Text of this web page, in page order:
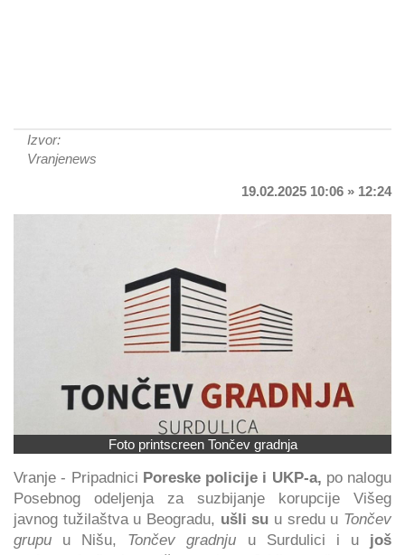
Izvor:
Vranjenews
19.02.2025 10:06 » 12:24
Foto printscreen Tončev gradnja
Vranje - Pripadnici Poreske policije i UKP-a, po nalogu
Posebnog odeljenja za suzbijanje korupcije Višeg
javnog tužilaštva u Beogradu, ušli su u sredu u Tončev
grupu u Nišu, Tončev gradnju u Surdulici i u još